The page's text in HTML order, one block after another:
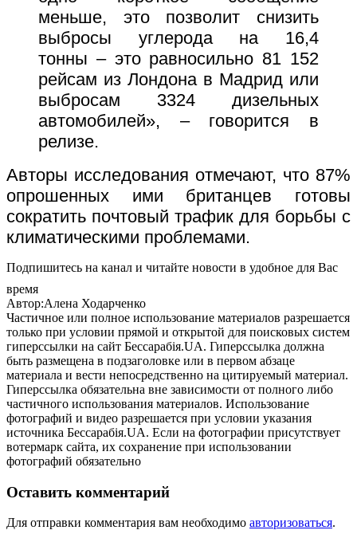
меньше, это позволит снизить
выбросы углерода на 16,4
тонны – это равносильно 81 152
рейсам из Лондона в Мадрид или
выбросам 3324 дизельных
автомобилей», – говорится в
релизе.
Авторы исследования отмечают, что 87%
опрошенных ими британцев готовы
сократить почтовый трафик для борьбы с
климатическими проблемами.
Подпишитесь на канал и читайте новости в удобное для Вас
время
Автор:Алена Ходарченко
Частичное или полное использование материалов разрешается
только при условии прямой и открытой для поисковых систем
гиперссылки на сайт Бессарабія.UA. Гиперссылка должна
быть размещена в подзаголовке или в первом абзаце
материала и вести непосредственно на цитируемый материал.
Гиперссылка обязательна вне зависимости от полного либо
частичного использования материалов. Использование
фотографий и видео разрешается при условии указания
источника Бессарабія.UA. Если на фотографии присутствует
вотермарк сайта, их сохранение при использовании
фотографий обязательно
Оставить комментарий
Для отправки комментария вам необходимо авторизоваться.